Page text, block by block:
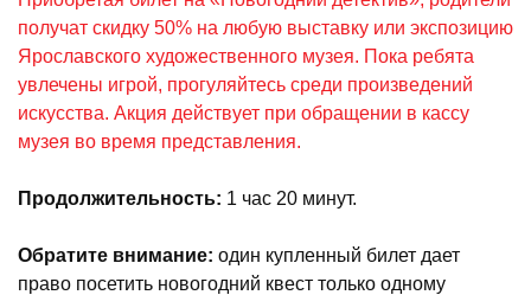
получат скидку 50% на любую выставку или экспозицию
Ярославского художественного музея. Пока ребята
увлечены игрой, прогуляйтесь среди произведений
искусства. Акция действует при обращении в кассу
музея во время представления.
Продолжительность: 1 час 20 минут.
Обратите внимание: один купленный билет дает
право посетить новогодний квест только одному